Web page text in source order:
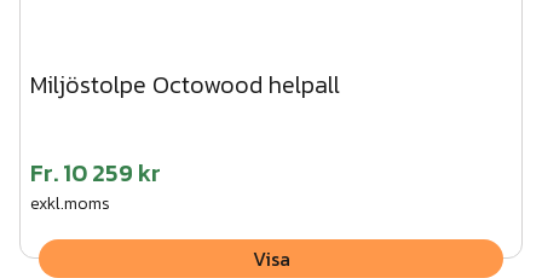
Miljöstolpe Octowood helpall
Fr.10 259 kr
exkl.moms
Visa